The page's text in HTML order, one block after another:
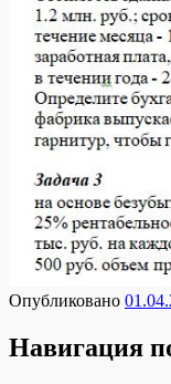
Опубликовано
Навигация